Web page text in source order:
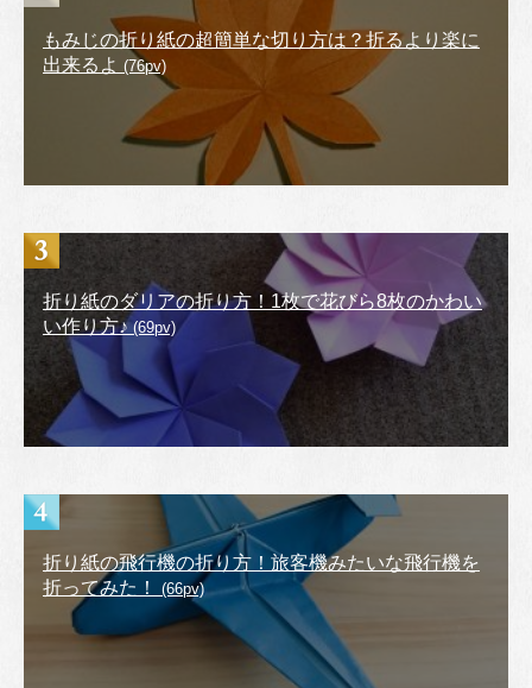
もみじの折り紙の超簡単な切り方は？折るより楽に
出来るよ (76pv)
折り紙のダリアの折り方！1枚で花びら8枚のかわい
い作り方♪(69pv)
折り紙の飛行機の折り方！旅客機みたいな飛行機を
折ってみた！
(66pv)